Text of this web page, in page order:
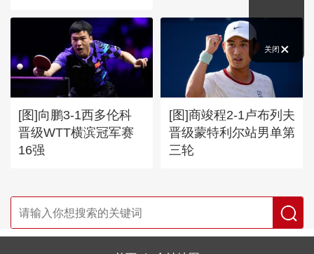
关闭
[图]向鹏3-1西多伦科
晋级WTT横滨冠军赛
16强
[图]商竣程2-1卢布列夫
晋级蒙特利尔站男单第
三轮